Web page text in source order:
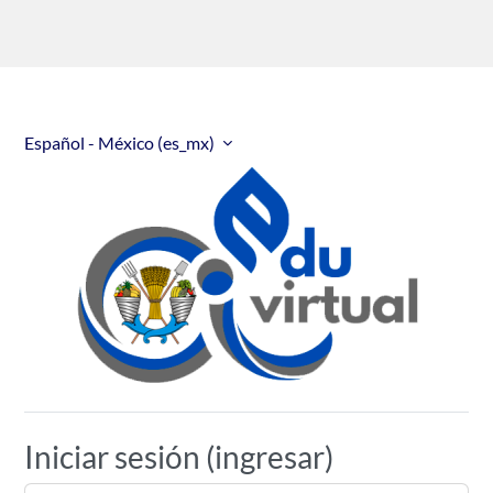
Español - México ‎(es_mx)‎
Universidad
Iniciar sesión (ingresar)